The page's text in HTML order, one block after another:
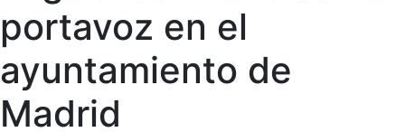
portavoz en el
ayuntamiento de
Madrid